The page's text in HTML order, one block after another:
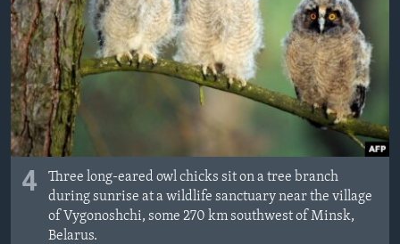
4
Three long-eared owl chicks sit on a tree branch
during sunrise at a wildlife sanctuary near the village
of Vygonoshchi, some 270 km southwest of Minsk,
Belarus.